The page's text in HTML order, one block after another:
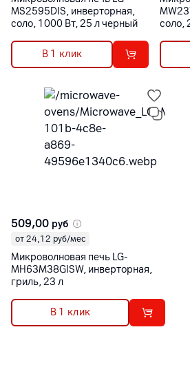
MS2595DIS, инверторная,
соло, 1000 Вт, 25 л черный
В 1 клик
соло,
509,00 руб
от 24,12 руб/мес
Микроволновая печь LG-
MH63M38GISW, инверторная,
гриль, 23 л
В 1 клик